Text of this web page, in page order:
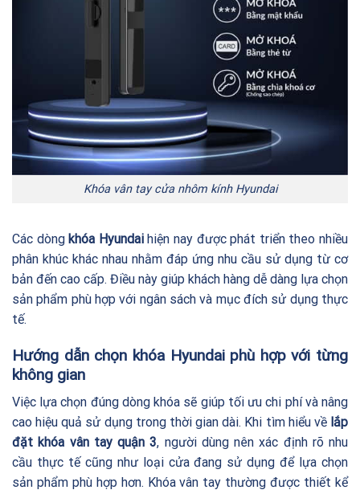
Khóa vân tay cửa nhôm kính Hyundai
Các dòngkhóa Hyundaihiện nay được phát triển theo nhiều
phân khúc khác nhau nhằm đáp ứng nhu cầu sử dụng từ cơ
bản đến cao cấp. Điều này giúp khách hàng dễ dàng lựa chọn
sản phẩm phù hợp với ngân sách và mục đích sử dụng thực
tế.
Hướng dẫn chọn khóa Hyundai phù hợp với từng
không gian
Việc lựa chọn đúng dòng khóa sẽ giúp tối ưu chi phí và nâng
cao hiệu quả sử dụng trong thời gian dài. Khi tìm hiểu về lắp
đặt khóa vân tay quận 3, người dùng nên xác định rõ nhu
cầu thực tế cũng như loại cửa đang sử dụng để lựa chọn
sản phẩm phù hợp hơn. Khóa vân tay thường được thiết kể